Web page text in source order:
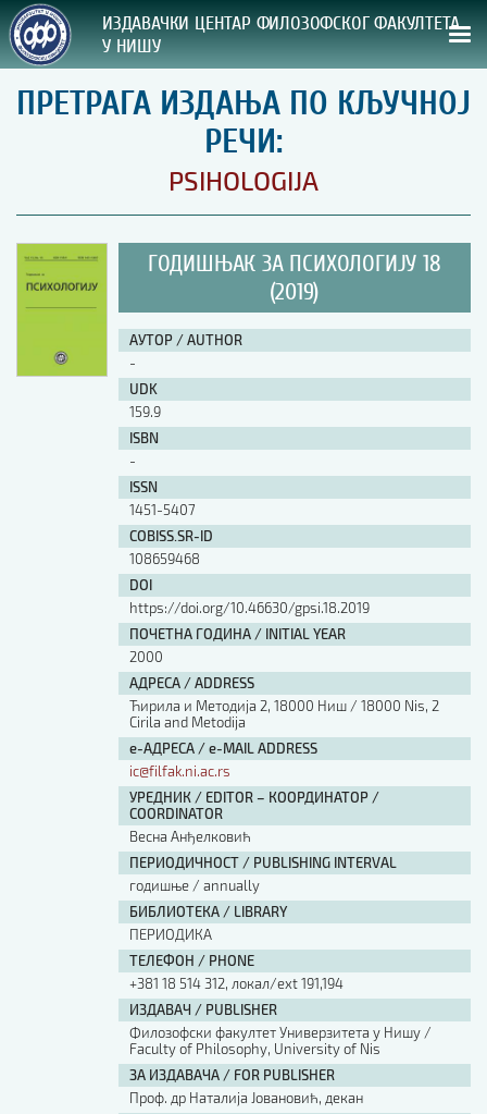
ИЗДАВАЧКИ ЦЕНТАР ФИЛОЗОФСКОГ ФАКУЛТЕТА
У НИШУ
СВА НАША ИЗДАЊА
ВРСТА ИЗДАЊА:
ПРЕГЛЕД
УПУТСТВА
УПУТСТВА
Правилник о издавачкој делатности
Упутство ауторима
Упутство уредницима
Изјава о ауторству
Изјава о лектури
Изјава о коришћењу ауторског дела
Упутство за бирање лиценце
Уговор са аутором
Шаблон прве стране и импресума [B5, ћир]
Шаблон прве стране и импресума [B5, лат]
Шаблон прве стране и импресума [B5, енг]
Етички кодекс
ПРЕТРАГА ИЗДАЊА
Наслов или део наслова
АУТОР / AUTHOR
ПРЕТРАГА ИЗДАЊА ПО КЉУЧНОЈ
РЕЧИ:
PSIHOLOGIJA
ГОДИШЊАК ЗА ПСИХОЛОГИЈУ 18
(2019)
АУТОР / AUTHOR
-
UDK
159.9
ISBN
-
ISSN
1451-5407
COBISS.SR-ID
108659468
DOI
https://doi.org/10.46630/gpsi.18.2019
ПОЧЕТНА ГОДИНА / INITIAL YEAR
2000
АДРЕСА / ADDRESS
Ћирила и Методија 2, 18000 Ниш / 18000 Nis, 2
Cirila and Metodija
е-АДРЕСА / e-MAIL ADDRESS
ic@filfak.ni.ac.rs
УРЕДНИК / EDITOR – КООРДИНАТОР /
COORDINATOR
Весна Анђелковић
ПЕРИОДИЧНОСТ / PUBLISHING INTERVAL
годишње / annually
БИБЛИОТЕКА / LIBRARY
ПЕРИОДИКА
ТЕЛЕФОН / PHONE
+381 18 514 312, локал/ext 191,194
ИЗДАВАЧ / PUBLISHER
Филозофски факултет Универзитета у Нишу /
Faculty of Philosophy, University of Nis
ЗА ИЗДАВАЧА / FOR PUBLISHER
Проф. др Наталија Јовановић, декан